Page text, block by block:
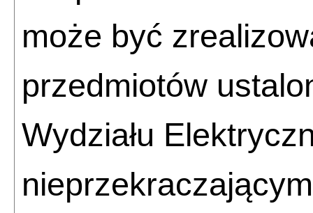
może być
przedmiotów
Wydziału